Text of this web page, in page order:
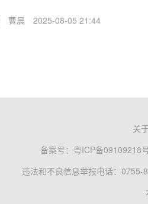
曹晨 2025-08-05 21:44
关
备案号： 粤ICP备09109218
违法和不良信息举报电话：0755-